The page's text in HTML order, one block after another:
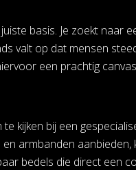
basis. Je zoekt naar
valt op dat mensen
een prachtig
kijken bij een
armbanden
bedels die direct een